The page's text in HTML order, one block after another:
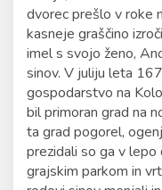
dvorec prešlo v roke
kasneje graščino
imel s svojo ženo,
sinov. V juliju leta
gospodarstvo na
bil primoran grad na
ta grad pogorel,
prezidali so ga v
grajskim parkom in